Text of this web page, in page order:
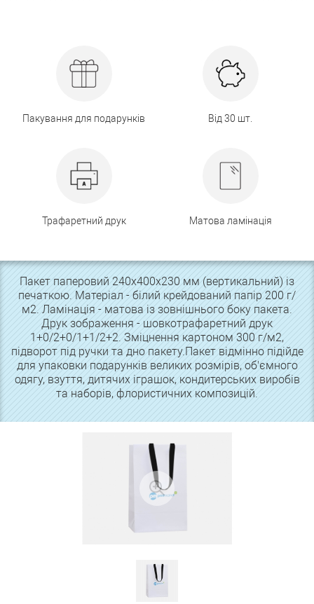
Пакування для подарунків Від 30 шт.
Трафаретний друк Матова ламінація
Пакет паперовий 240х400х230 мм (вертикальний) із
печаткою. Матеріал - білий крейдований папір 200 г/
м2. Ламінація - матова із зовнішнього боку пакета.
Друк зображення - шовкотрафаретний друк
1+0/2+0/1+1/2+2. Зміцнення картоном 300 г/м2,
підворот під ручки та дно пакету.Пакет відмінно підійде
для упаковки подарунків великих розмірів, об'ємного
одягу, взуття, дитячих іграшок, кондитерських виробів
та наборів, флористичних композицій.